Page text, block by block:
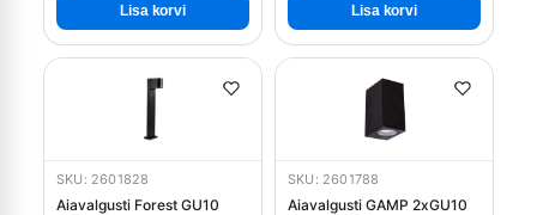
Lisa korvi Lisa korvi
SKU: 2601828
Aiavalgusti Forest GU10
SKU: 2601788
Aiavalgusti GAMP 2xGU10